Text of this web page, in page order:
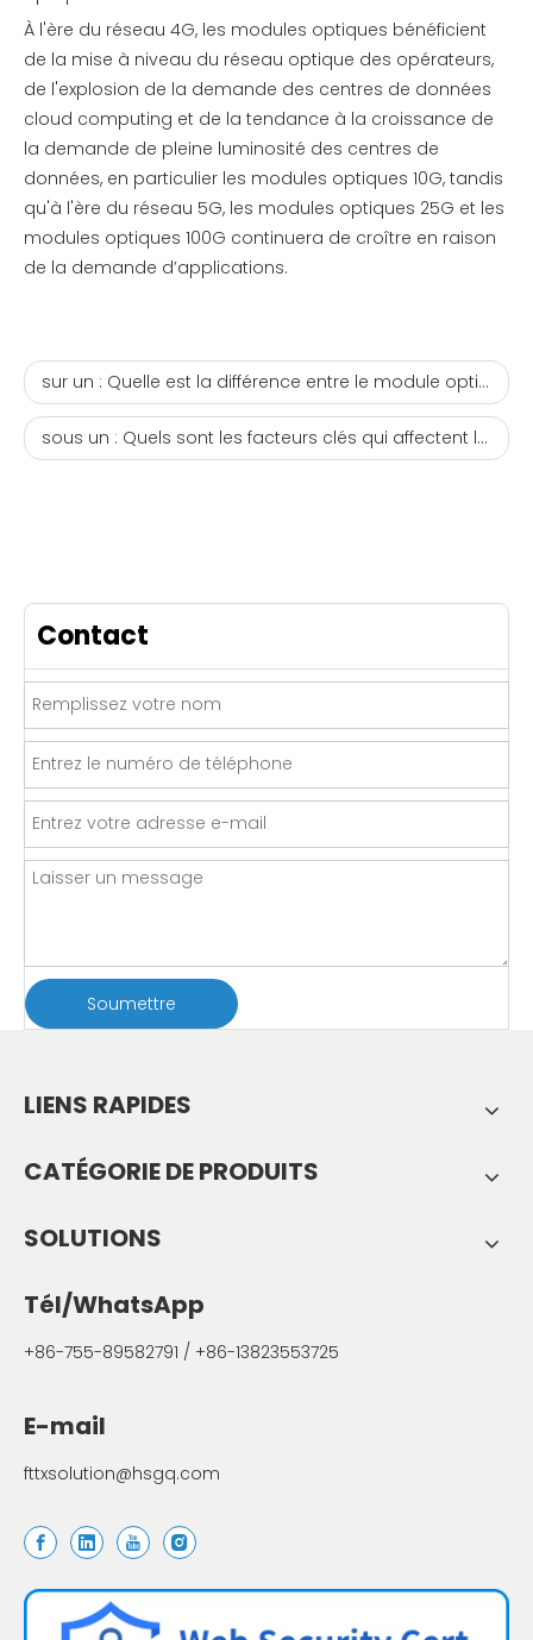
À l'ère du réseau 4G, les modules optiques bénéficient
de la mise à niveau du réseau optique des opérateurs,
de l'explosion de la demande des centres de données
cloud computing et de la tendance à la croissance de
la demande de pleine luminosité des centres de
données, en particulier les modules optiques 10G, tandis
qu'à l'ère du réseau 5G, les modules optiques 25G et les
modules optiques 100G continuera de croître en raison
de la demande d’applications.
sur un : Quelle est la différence entre le module optique bidirectionnel à fibre unique BIDI et le module optique bidirectionnel à double fibre ?
sous un : Quels sont les facteurs clés qui affectent les performances des câbles DAC haute vitesse ?
Contact
Soumettre
LIENS RAPIDES
CATÉGORIE DE PRODUITS
SOLUTIONS
Tél/WhatsApp
+86-755-89582791 / +86-13823553725
E-mail
fttxsolution@hsgq.com